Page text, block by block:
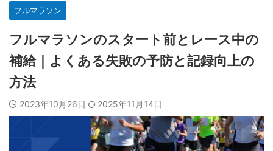
フルマラソン
フルマラソンのスタート前とレース中の
補給｜よくある失敗の予防と記録向上の
方法
2023年10月26日 2025年11月14日